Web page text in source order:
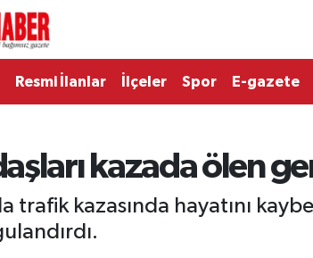
Resmi İlanlar İlçeler Spor E-gazete
kazada ölen
trafik kazasında hayatını